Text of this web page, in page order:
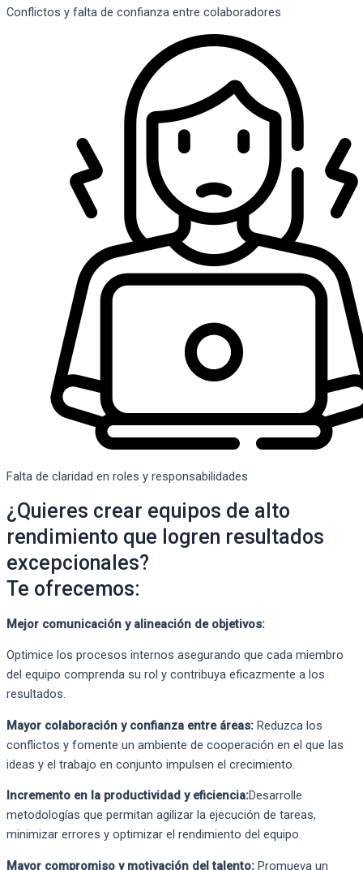
Conflictos y falta de confianza entre colaboradores
Falta de claridad en roles y responsabilidades
¿Quieres crear equipos de alto
rendimiento que logren resultados
excepcionales?
Te ofrecemos:
Mejor comunicación y alineación de objetivos:
Optimice los procesos internos asegurando que cada miembro
del equipo comprenda su rol y contribuya eficazmente a los
resultados.
Mayor colaboración y confianza entre áreas: Reduzca los
conflictos y fomente un ambiente de cooperación en el que las
ideas y el trabajo en conjunto impulsen el crecimiento.
Incremento en la productividad y eficiencia:Desarrolle
metodologías que permitan agilizar la ejecución de tareas,
minimizar errores y optimizar el rendimiento del equipo.
Mayor compromiso y motivación del talento: Promueva un